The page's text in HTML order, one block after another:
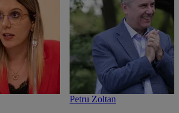
Petru Zoltan